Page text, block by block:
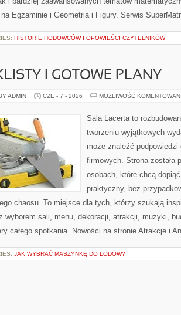
Egzaminie i Geometria i Figury. Serwis
HISTORIE HODOWCÓW I OPOWIEŚCI CZYTELNIKÓW
I GOTOWE PLANY
ADMIN CZE - 7 - 2026 MOŻLIWOŚĆ
Sala Lacerta to
tworzeniu wyjątkowych
może znaleźć
firmowych. Strona została
osobach, które chcą
praktyczny, bez
chaosu. To miejsce dla tych, którzy szukają
wyborem sali, menu, dekoracji, atrakcji, muzyki,
całego spotkania. Nowości na stronie Atrakcje i
JAK WYBRAĆ MASZYNKĘ DO LODÓW?